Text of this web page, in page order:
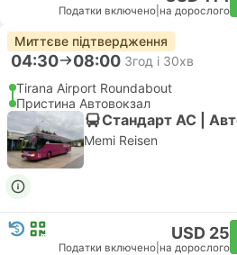
Податки включено на дорослого
Миттєве підтвердження
04:30 08:00 3год і 30хв
Tirana Airport Roundabout
Пристина Автовокзал
Стандарт АС |
Memi Reisen
USD 25
Податки включено на дорослого